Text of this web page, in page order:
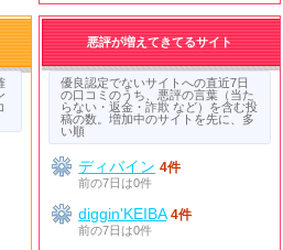
悪評が増えてきてるサイト
優良認定でないサイトへの直近7日
の口コミのうち、悪評の言葉（当た
らない・返金・詐欺 など）を含む投
稿の数。増加中のサイトを先に、多
い順
ディバイン 4件
前の7日は0件
diggin'KEIBA 4件
前の7日は0件